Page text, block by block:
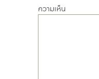
ความเห็น